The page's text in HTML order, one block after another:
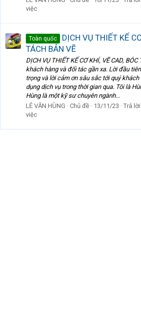
việc
Toàn quốc
DỊCH VỤ THIẾT KẾ
TÁCH BẢN VẼ
DỊCH VỤ THIẾT KẾ CƠ KHÍ, VẼ CAD,
khách hàng và đối tác gần xa. Lời đầu
trọng và lời cảm ơn sâu sắc tới quý
dụng dịch vụ trong thời gian qua. Tôi là
Hùng là một kỹ sư chuyên ngành...
LÊ VĂN HÙNG
Chủ đề 13/11/23 Trả
việc